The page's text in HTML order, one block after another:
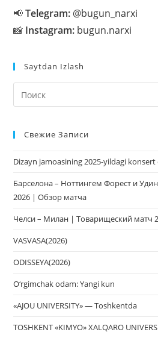
📢Telegram: @bugun_narxi
📸 Instagram: bugun.narxi
Saytdan Izlash
Свежие Записи
Dizayn jamoasining 2025-yildagi
Барселона – Ноттингем Форест и
2026 | Обзор матча
Челси – Милан | Товарищеский матч
VASVASA(2026)
ODISSEYA(2026)
O‘rgimchak odam: Yangi kun
«AJOU UNIVERSITY» — Toshkentda
TOSHKENT «KIMYO» XALQARO